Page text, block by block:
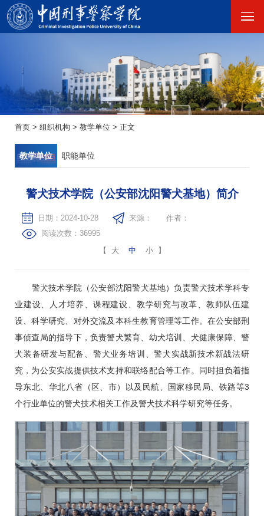
首页 > 组织机构 > 教学单位 > 正文
教学单位 职能单位
警犬技术学院（公安部沈阳警犬基地）简介
日期：2024-10-28 来源：
作者：
阅读次数： 36995
【
大 中 小 】
警犬技术学院（公安部沈阳警犬基地）负责警犬技术学科专
业建设、人才培养、课程建设、教学研究与改革、教师队伍建
设、科学研究、对外交流及本科生教育管理等工作。在公安部刑
事侦查局的指导下，负责警犬繁育、幼犬培训、犬健康保障、警
犬装备研发与配备、警犬业务培训、警犬实战新技术新战法研
究，为公安实战提供技术支持和联络配合等工作。同时担负着指
导东北、华北八省（区、市）以及民航、国家移民局、铁路等3
个行业单位的警犬技术相关工作及警犬技术科学研究等任务。